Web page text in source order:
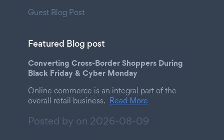
Guest Blog Post
Featured Blog post
Converting Cross-Border Shoppers During
Black Friday & Cyber Monday
Online commerce is an integral part of the
overall retail business. Read More
Posted by on 2026-08-09